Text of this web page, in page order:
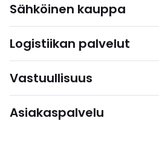
Sähköinen kauppa
Logistiikan palvelut
Vastuullisuus
Asiakaspalvelu